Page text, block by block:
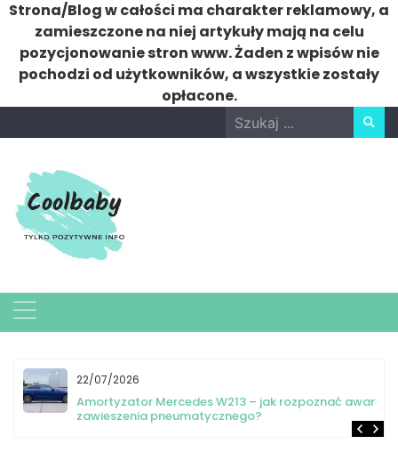
Strona/Blog w całości ma charakter reklamowy, a
zamieszczone na niej artykuły mają na celu
pozycjonowanie stron www. Żaden z wpisów nie
pochodzi od użytkowników, a wszystkie zostały
opłacone.
to
Search
for:
22/07/2026
Amortyzator Mercedes W213 – jak rozpoznać awarię
zawieszenia pneumatycznego?